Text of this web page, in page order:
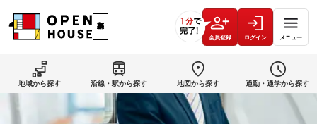
会員登録 ログイン メニュー
地域から探す 沿線・駅から探す 地図から探す 通勤・通学から探す